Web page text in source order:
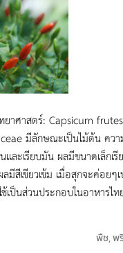
าศาสตร์: Capsicum
มีลักษณะเป็นไม้ต้น คว
ละเรียบมัน ผลมีขนาดเล็กเ
มีสีเขียวเข้ม เมื่อสุกจะค่อยๆ
เป็นส่วนประกอบในอาหารไ
พืช, พ